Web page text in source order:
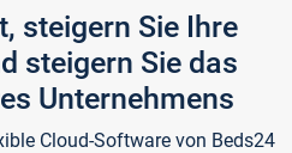
steigern Sie Ihre
steigern Sie das
Unternehmens
Cloud-Software von Beds24